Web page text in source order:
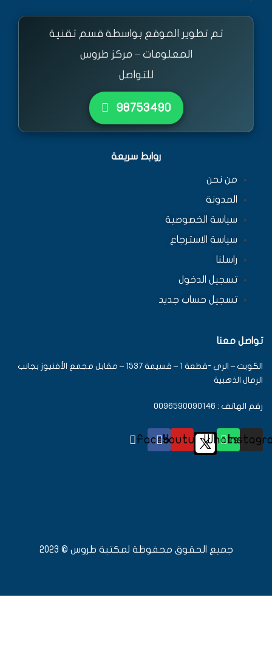
تم تطوير الموقع بواسطة قسم تقنية
المعلومات – مركز طروس
للتواصل
٩٨٧٥٣٤٩٠
روابط سريعة
من نحن
المدونة
سياسة الخصوصية
سياسة الاسترجاع
راسلنا
تسجيل الدخول
تسجيل حساب جديد
تواصل معنا
الكويت – الري -قطعة 1 – قسيمة 1537 – مقابل مجمع الأفنيوز بجانب
الرمال الذهبية
رقم الهاتف : 0096590090146
Whatsapp
Youtube
Facebook
جميع الحقوق محفوظة لمكتبة طروس © 2023